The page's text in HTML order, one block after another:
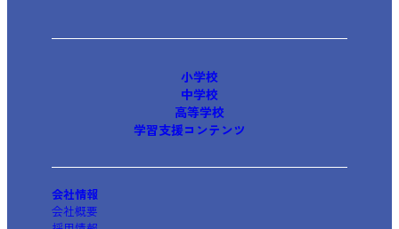
小学校
中学校
高等学校
学習支援コンテンツ
会社情報
会社概要